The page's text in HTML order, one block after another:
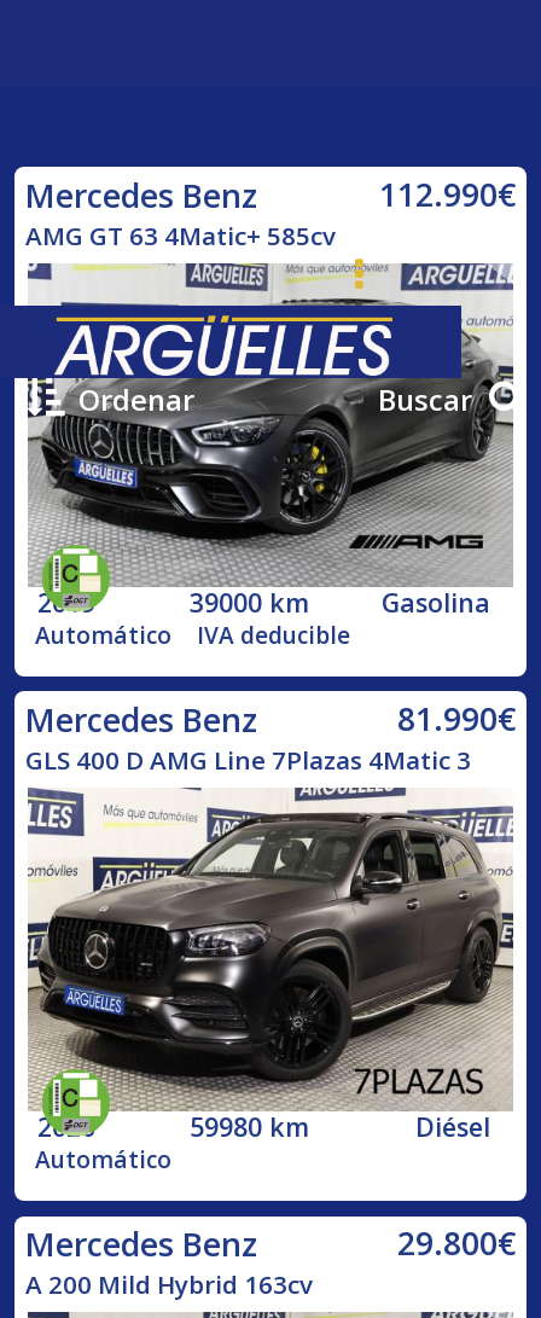
Ordenar Buscar
Mercedes Benz 112.990€
AMG GT 63 4Matic+ 585cv
2019 39000 km Gasolina
Automático IVA deducible
Mercedes Benz 81.990€
GLS 400 D AMG Line 7Plazas 4Matic 3
2020 59980 km Diésel
Automático
Mercedes Benz 29.800€
A 200 Mild Hybrid 163cv